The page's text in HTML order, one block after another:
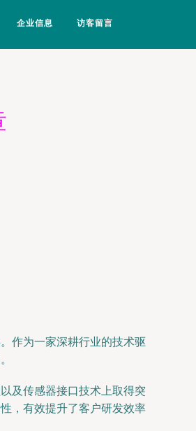
企业信息 访客留言
作为一家深耕行业的技术驱
及传感器接口技术上取得突
，有效提升了客户研发效率